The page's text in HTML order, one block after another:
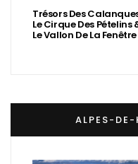
Trésors Des
Le Cirque Des Pételins
Le Vallon De La Fenêtre
ALPES-DE-